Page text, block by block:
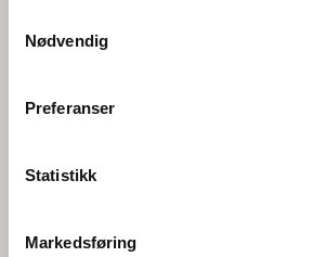
Nødvendig
Preferanser
Statistikk
Markedsføring